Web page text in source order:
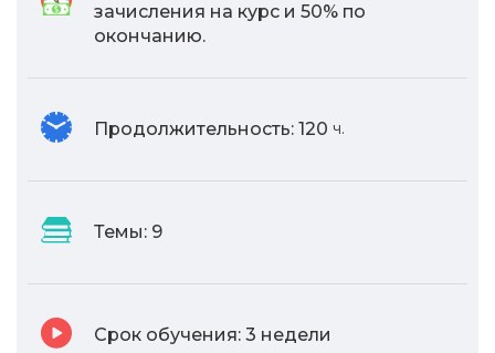
зачисления на курс и 50% по
окончанию.
Продолжительность: 120 ч.
Темы: 9
Срок обучения: 3 недели